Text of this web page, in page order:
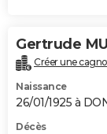
Gertrude
Créer une
Naissance
26/01/1925 à
Décès